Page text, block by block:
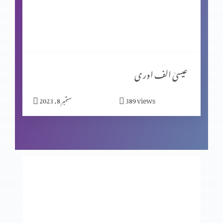
گنا ہ کی مزدوری
خدا اور ہم
عیسیٰ الف اور ی
ستمبر 8, 2023 389views